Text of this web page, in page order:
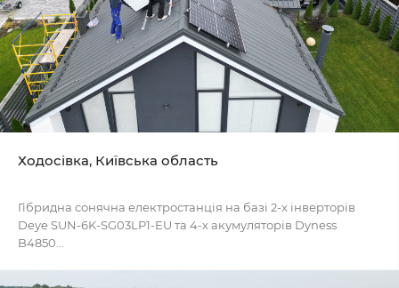
Ходосівка, Київська область
Гібридна сонячна електростанція на базі 2-х інверторів
Deye SUN-6K-SG03LP1-EU та 4-х акумуляторів Dyness
B4850...